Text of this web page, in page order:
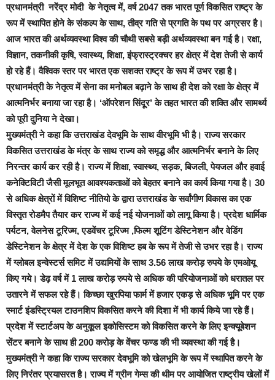
प्रधानमंत्री नरेंद्र मोदी के नेतृत्व में, वर्ष 2047 तक भारत पूर्ण विकसित राष्ट्र के
रूप में स्थापित होने के संकल्प के साथ, तीव्र गति से प्रगति के पथ पर अग्रसर है।
आज भारत की अर्थव्यवस्था विश्व की चौथी सबसे बड़ी अर्थव्यवस्था बन गई है। रक्षा,
विज्ञान, तकनीकी कृषि, स्वास्थ्य, शिक्षा, इंफ्रास्ट्रक्चर हर क्षेत्र में देश तेजी से कार्य
हो रहे हैं। वैश्विक स्तर पर भारत एक सशक्त राष्ट्र के रूप में उभर रहा है।
प्रधानमंत्री के नेतृत्व में सेना का मनोबल बढ़ाने के साथ ही देश को रक्षा के क्षेत्र में
आत्मनिर्भर बनाया जा रहा है। ‘ऑपरेशन सिंदूर’ के तहत भारत की शक्ति और सामर्थ्य
को पूरी दुनिया ने देखा।
मुख्यमंत्री ने कहा कि उत्तराखंड देवभूमि के साथ वीरभूमि भी है। राज्य सरकार
विकसित उत्तराखंड के मंत्र के साथ राज्य को समृद्ध और आत्मनिर्भर बनाने के लिए
निरन्तर कार्य कर रही है। राज्य में शिक्षा, स्वास्थ्य, सड़क, बिजली, पेयजल और हवाई
कनेक्टिविटी जैसी मूलभूत आवश्यकताओं को बेहतर बनाने का कार्य किया गया है। 30
से अधिक क्षेत्रों में विशिष्ट नीतियो के द्वारा उत्तराखंड के सर्वांगीण विकास का एक
विस्तृत रोडमैप तैयार कर राज्य में कई नई योजनाओं को लागू किया है। प्रदेश धार्मिक
पर्यटन, वेलनेस टूरिज्म, एडवेंचर टूरिज्म ,फिल्म शूटिंग डेस्टिनेशन और वेडिंग
डेस्टिनेशन के क्षेत्र में देश के एक विशिष्ट हब के रूप में तेजी से उभर रहा है। राज्य
में ग्लोबल इन्वेस्टर्स समिट में उद्यमियों के साथ 3.56 लाख करोड़ रुपये के एमओयू
किए गये। डेढ़ वर्ष में 1 लाख करोड़ रुपये से अधिक की परियोजनाओं को धरातल पर
उतारने में सफल रहे हैं। किच्छा खुरपिया फार्म में हजार एकड़ से अधिक भूमि पर एक
स्मार्ट इंडस्ट्रियल टाउनशिप विकसित करने की दिशा में भी कार्य किये जा रहे हैं।
प्रदेश में स्टार्टअप के अनुकूल इकोसिस्टम को विकसित करने के लिए इन्क्यूबेशन
सेंटर बनाने के साथ ही 200 करोड़ के वेंचर फण्ड की भी व्यवस्था की गई है।
मुख्यमंत्री ने कहा कि राज्य सरकार देवभूमि को खेलभूमि के रूप में स्थापित करने के
लिए निरंतर प्रयासरत है। राज्य में ग्रीन गेम्स की थीम पर आयोजित राष्ट्रीय खेलों में